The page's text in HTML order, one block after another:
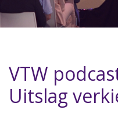
VTW
Uitslag